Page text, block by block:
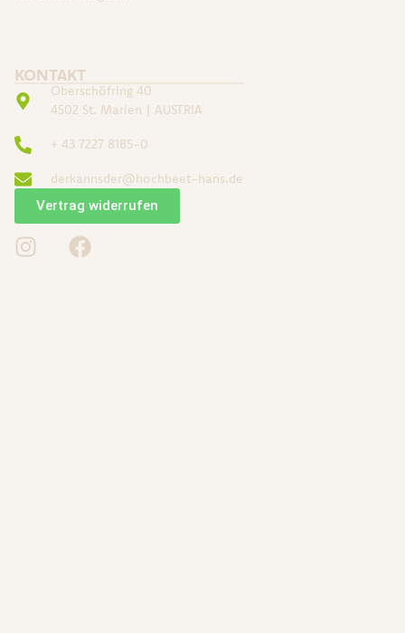
KONTAKT
Oberschöfring 40
4502 St. Marien | AUSTRIA
+ 43 7227 8185-0
derkannsder@hochbeet-hans.de
Vertrag widerrufen